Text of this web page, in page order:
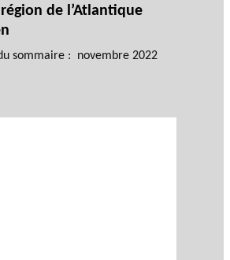
de l’Atlantique
sommaire : novembre 2022